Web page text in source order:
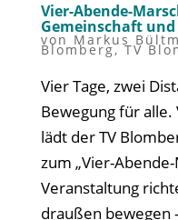
Vier-Abende-
Gemeinschaft
von Markus
Blomberg,TV
Vier Tage, zwei
Bewegung für alle.
lädt der TV
zum „Vier-
Veranstaltung
draußen bewegen